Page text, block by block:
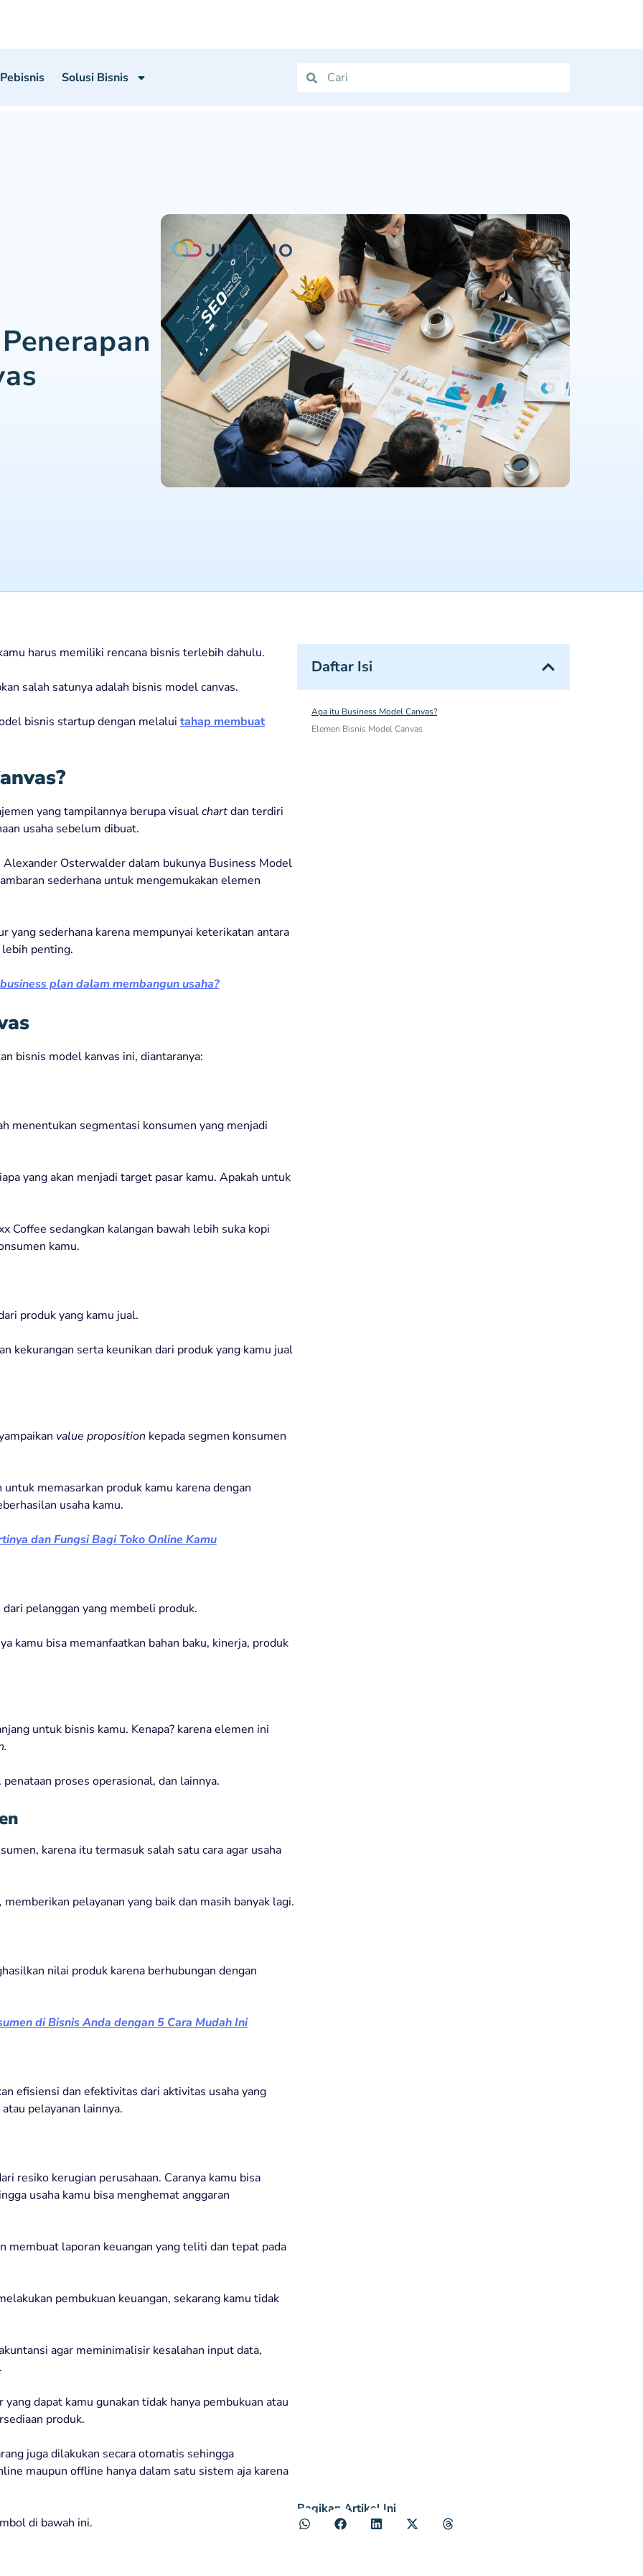
Solusi Bisnis
harus memiliki rencana bisnis terlebih dahulu.
salah satunya adalah bisnis model canvas.
bisnis startup dengan melalui tahap membuat
yang tampilannya berupa visualchartdan terdiri
usaha sebelum dibuat.
Osterwalder dalam bukunya Business Model
sederhana untuk mengemukakan elemen
yang sederhana karena mempunyai keterikatan antara
penting.
plan dalam membangun usaha?
bisnis model kanvas ini, diantaranya:
menentukan segmentasi konsumen yang menjadi
yang akan menjadi target pasar kamu. Apakah untuk
Coffee sedangkan kalangan bawah lebih suka kopi
kamu.
produk yang kamu jual.
kekurangan serta keunikan dari produk yang kamu jual
value proposition kepada segmen konsumen
memasarkan produk kamu karena dengan
usaha kamu.
dan Fungsi Bagi Toko Online Kamu
pelanggan yang membeli produk.
kamu bisa memanfaatkan bahan baku, kinerja, produk
untuk bisnis kamu. Kenapa? karena elemen ini
proses operasional, dan lainnya.
karena itu termasuk salah satu cara agar usaha
memberikan pelayanan yang baik dan masih banyak lagi.
nilai produk karena berhubungan dengan
di Bisnis Anda dengan 5 Cara Mudah Ini
efisiensi dan efektivitas dari aktivitas usaha yang
pelayanan lainnya.
resiko kerugian perusahaan. Caranya kamu bisa
usaha kamu bisa menghemat anggaran
membuat laporan keuangan yang teliti dan tepat pada
pembukuan keuangan, sekarang kamu tidak
agar meminimalisir kesalahan input data,
dapat kamu gunakan tidak hanya pembukuan atau
produk.
juga dilakukan secara otomatis sehingga
maupun offline hanya dalam satu sistem aja karena
di bawah ini.
Daftar Isi
Apa itu Business Model Canvas?
Elemen Bisnis Model Canvas
Bagikan Artikel Ini